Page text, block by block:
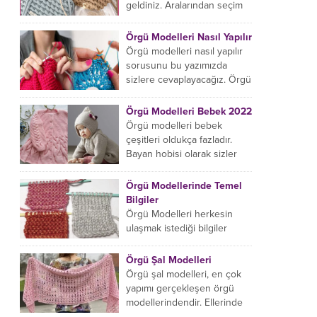
geldiniz. Aralarından seçim
çanta modelleri var ama
hangisinin size uygun...
Örgü Modelleri Nasıl Yapılır
Örgü modelleri nasıl yapılır
sorusunu bu yazımızda
sizlere cevaplayacağız. Örgü
rahatlatıcıdır. Bunun dışında
örgü örmede yaratıcı olmak...
Örgü Modelleri Bebek 2022
Örgü modelleri bebek
çeşitleri oldukça fazladır.
Bayan hobisi olarak sizler
Bu açıdan sizlere birkaç
örnek vereceğiz....
Örgü Modellerinde Temel
Bilgiler
Örgü Modelleri herkesin
ulaşmak istediği bilgiler
olarak girmiş olduğumuz
içeriğe hoş geldiniz. Bu
konuda yeniyseniz, Örgü
Modellerinin...
Örgü Şal Modelleri
Örgü şal modelleri, en çok
yapımı gerçekleşen örgü
modellerindendir. Ellerinde